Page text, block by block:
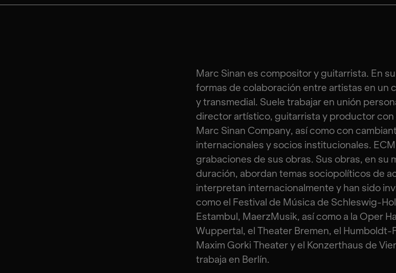
Marc Sinan es compositor y guitarrista. En
formas de colaboración entre artistas en un
y transmedial. Suele trabajar en unión
director artístico, guitarrista y productor con
Marc Sinan Company, así como con
internacionales y socios institucionales.
grabaciones de sus obras. Sus obras, en su
duración, abordan temas sociopolíticos de
interpretan internacionalmente y han sido
como el Festival de Música de Schleswig-
Estambul, MaerzMusik, así como a la Oper
Wuppertal, el Theater Bremen, el Humboldt-
Maxim Gorki Theater y el Konzerthaus de
trabaja en Berlín.